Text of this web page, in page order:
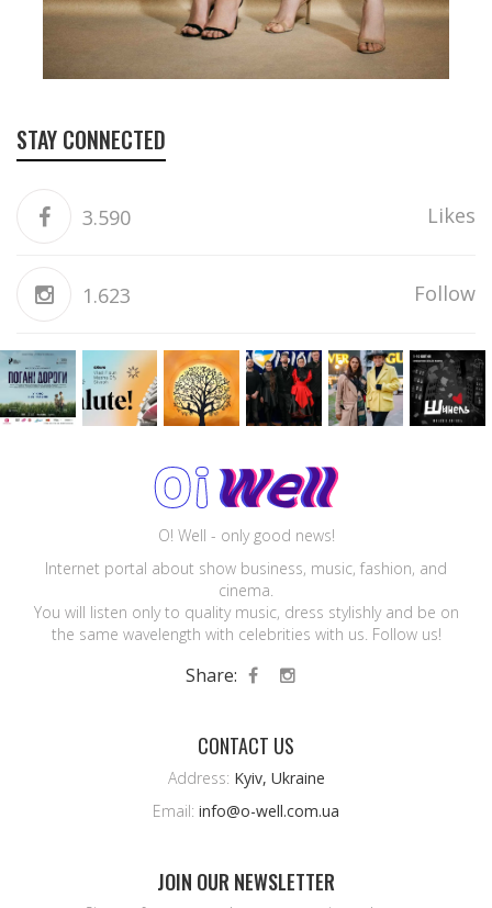
STAY CONNECTED
3.590 Likes
1.623 Follow
O! Well - only good news!
Internet portal about show business, music, fashion, and
cinema.
You will listen only to quality music, dress stylishly and be on
the same wavelength with celebrities with us. Follow us!
Share:
CONTACT US
Address: Kyiv, Ukraine
Email: info@o-well.com.ua
JOIN OUR NEWSLETTER